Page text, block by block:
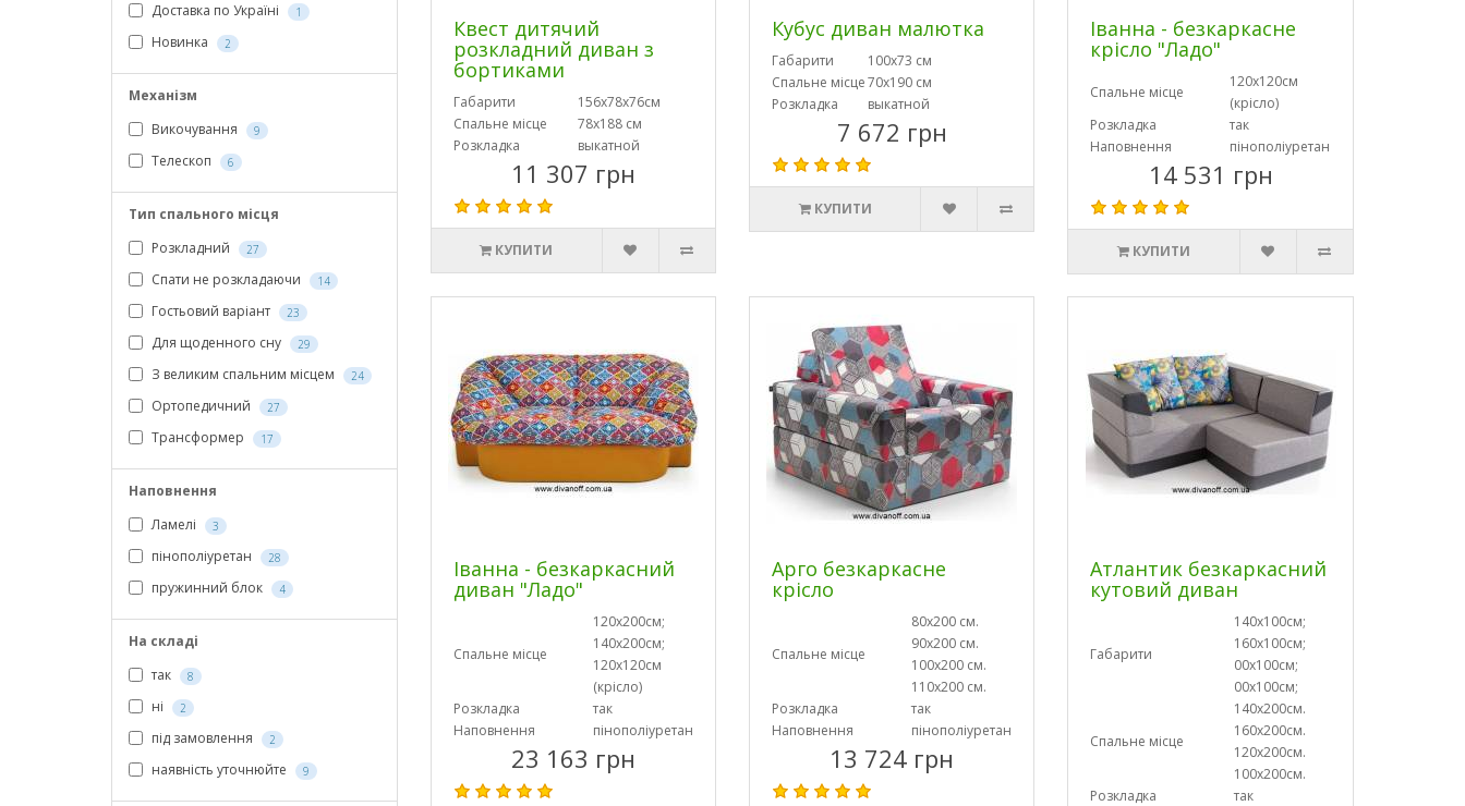
Доставка по Україні 1
Новинка 2
Механізм
Викочування
9
Телескоп 6
Тип спального місця
Розкладний
27
Спати не розкладаючи 14
Гостьовий варіант 23
Для щоденного сну 29
З великим спальним місцем 24
Ортопедичний 27
Трансформер 17
Наповнення
Ламелі
3
пінополіуретан 28
пружинний блок 4
На складі
так
8
ні 2
під замовлення 2
наявність уточнюйте 9
Квест дитячий
розкладний диван з
бортиками
Габарити
156х78х76см
Спальне місце
78х188 см
Розкладка
выкатной
11 307 грн
КУПИТИ
Кубус диван малютка
Габарити
100х73 см
Спальне місце70х190 см
Розкладка
выкатной
7 672 грн
КУПИТИ
Іванна - безкаркасне
крісло "Ладо"
Спальне місце
120х120см
(крісло)
Розкладка
так
Наповнення
пінополіуретан
14 531 грн
КУПИТИ
Іванна - безкаркасний
диван "Ладо"
Спальне місце
120х200см;
140х200см;
120х120см
(крісло)
Розкладка
так
Наповнення
пінополіуретан
23 163 грн
Арго безкаркасне
крісло
Спальне місце
80х200 см.
90х200 см.
100х200 см.
110х200 см.
Розкладка
так
Наповнення
пінополіуретан
13 724 грн
Атлантик безкаркасний
кутовий диван
Габарити
140х100см;
160х100см;
00х100см;
00х100см;
Спальне місце
140х200см.
160х200см.
120х200см.
100х200см.
Розкладка
так